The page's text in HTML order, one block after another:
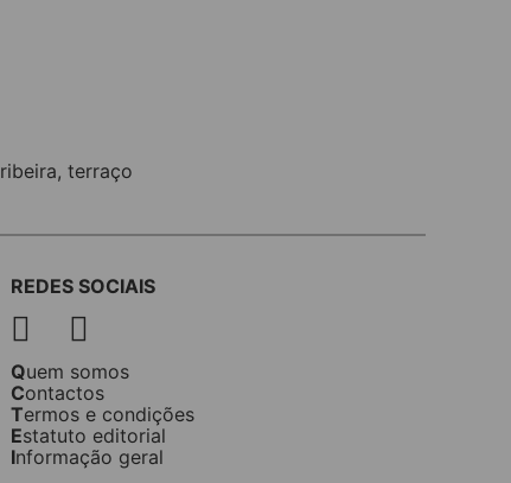
ribeira,terraço
REDES SOCIAIS
Quem somos
Contactos
Termos e condições
Estatuto editorial
Informação geral